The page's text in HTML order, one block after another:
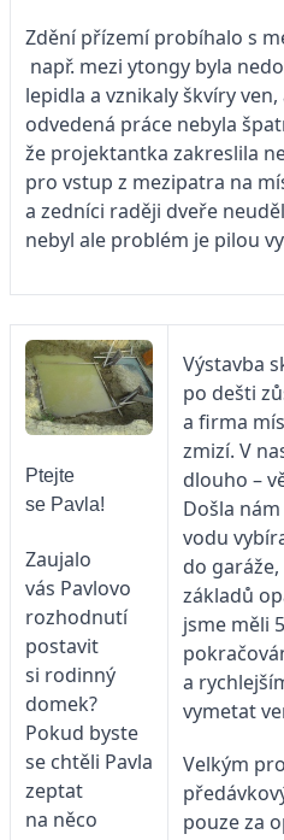
Zdění přízemí probíhalo s
např. mezi ytongy byla
lepidla a vznikaly škvíry ven,
odvedená práce nebyla
že projektantka zakreslila
pro vstup z mezipatra na
a zedníci raději dveře
nebyl ale problém je pilou
Ptejte
se Pavla!
Zaujalo
vás Pavlovo
rozhodnutí
postavit
si rodinný
domek?
Pokud byste
se chtěli Pavla
zeptat
na něco
Výstavba
po dešti
a firma
zmizí. V
dlouho –
Došla
vodu
do
základů
jsme měli
a
vymetat
Velkým
pouze za